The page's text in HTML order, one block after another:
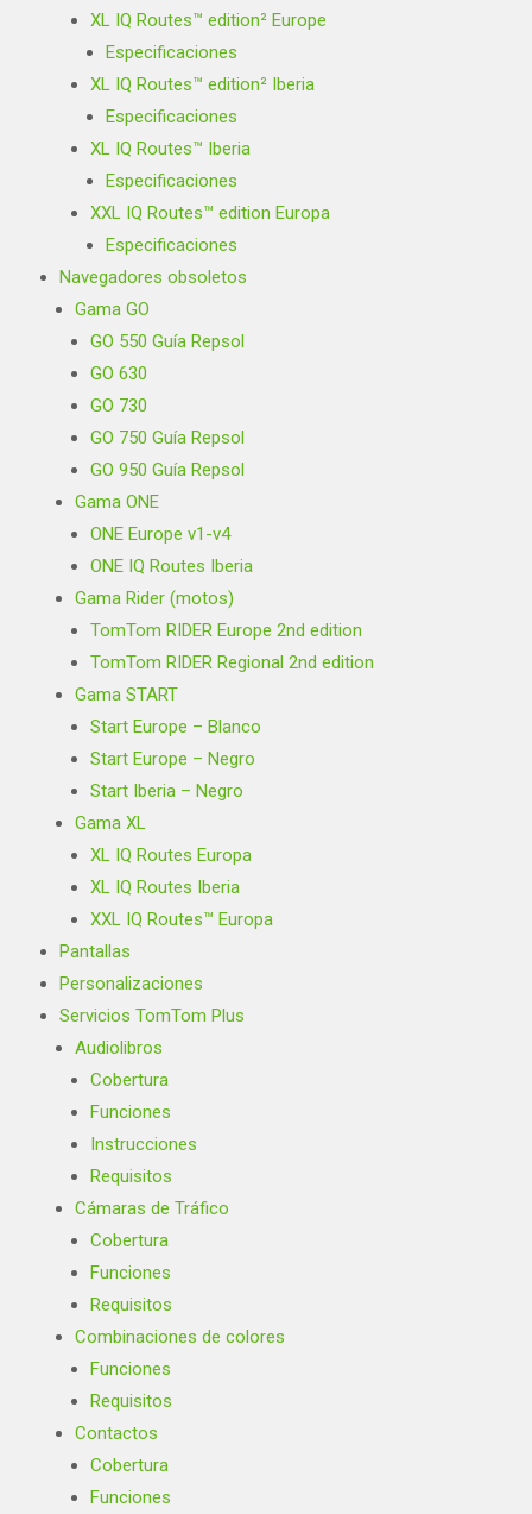
XL IQ Routes™ edition² Europe
Especificaciones
XL IQ Routes™ edition² Iberia
Especificaciones
XL IQ Routes™ Iberia
Especificaciones
XXL IQ Routes™ edition Europa
Especificaciones
Navegadores obsoletos
Gama GO
GO 550 Guía Repsol
GO 630
GO 730
GO 750 Guía Repsol
GO 950 Guía Repsol
Gama ONE
ONE Europe v1-v4
ONE IQ Routes Iberia
Gama Rider (motos)
TomTom RIDER Europe 2nd edition
TomTom RIDER Regional 2nd edition
Gama START
Start Europe – Blanco
Start Europe – Negro
Start Iberia – Negro
Gama XL
XL IQ Routes Europa
XL IQ Routes Iberia
XXL IQ Routes™ Europa
Pantallas
Personalizaciones
Servicios TomTom Plus
Audiolibros
Cobertura
Funciones
Instrucciones
Requisitos
Cámaras de Tráfico
Cobertura
Funciones
Requisitos
Combinaciones de colores
Funciones
Requisitos
Contactos
Cobertura
Funciones